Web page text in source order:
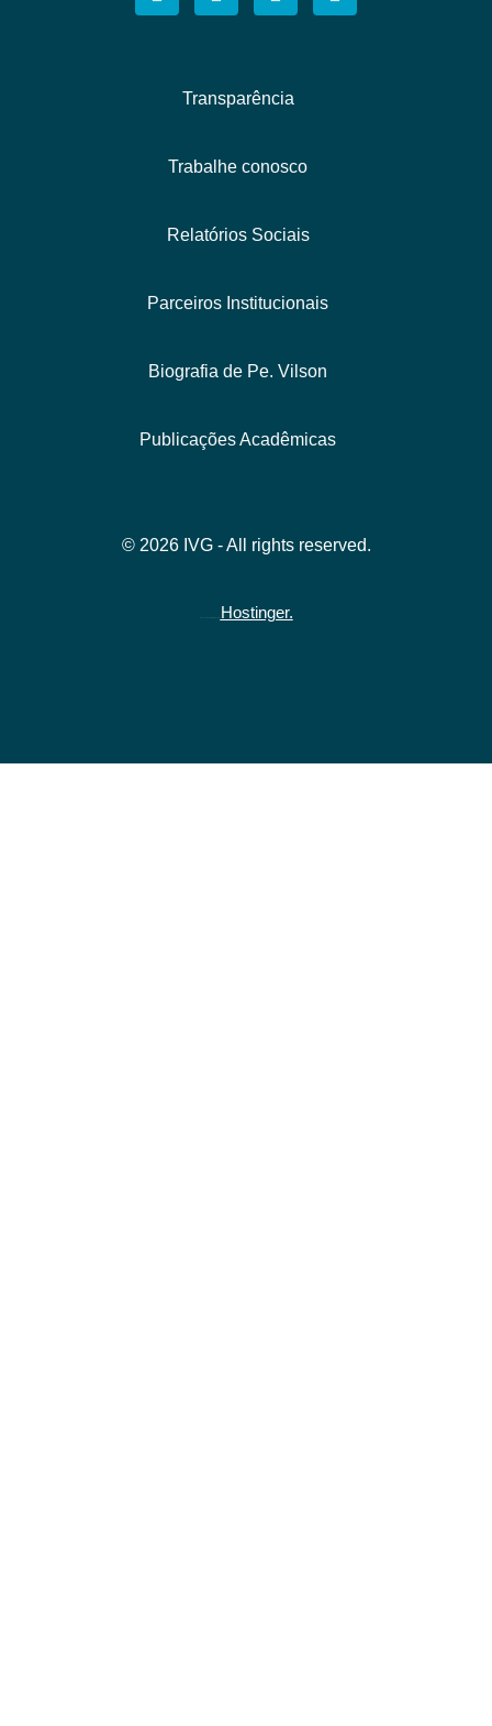
Transparência
Trabalhe conosco
Relatórios Sociais
Parceiros Institucionais
Biografia de Pe. Vilson
Publicações Acadêmicas
© 2026 IVG - All rights reserved.
Hostinger.